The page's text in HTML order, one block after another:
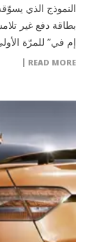
النموذج الذي
بطاقة دفع غير
إم في” للمرّة
READ MORE